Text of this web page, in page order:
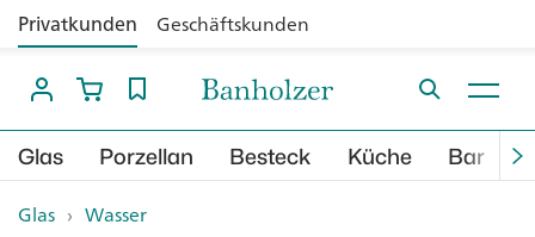
Privatkunden Geschäftskunden
Glas Porzellan Besteck Küche Bar
Glas › Wasser